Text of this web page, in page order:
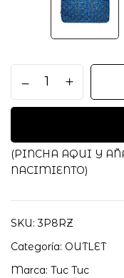
BOLSO+CAMBIADOR
ENYOY&DREAM
TUCTUC
(PINCHA AQUI Y
NACIMIENTO)
SKU:3P8RZ
Categoría: OUTLET
Marca: Tuc Tuc